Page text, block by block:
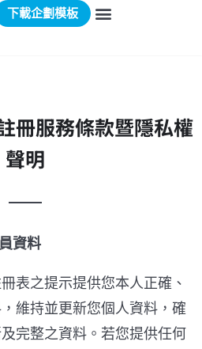
下載企劃模板
冊服務條款暨隱私權
聲明
資料
表之提示提供您本人正確、
維持並更新您個人資料，確
完整之資料。若您提供任何